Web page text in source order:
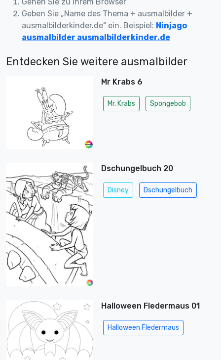
Geben Sie „Name des Thema + ausmalbilder +
ausmalbilderkinder.de“ ein. Beispiel: Ninjago
ausmalbilder ausmalbilderkinder.de
Entdecken Sie weitere ausmalbilder
Mr Krabs 6
Mr. Krabs Spongebob
Dschungelbuch 20
Disney Dschungelbuch
Halloween Fledermaus 01
Halloween Fledermaus